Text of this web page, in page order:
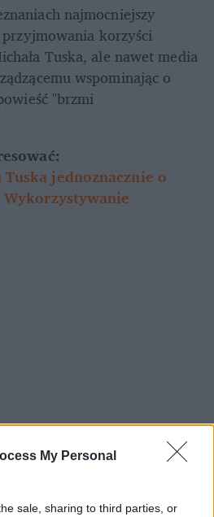
My Personal
sale, sharing to third parties, or
najmocniejszy
korzyści
Tuska, ale nawet media
wspominając o
"brzmi
jednoznacznie o